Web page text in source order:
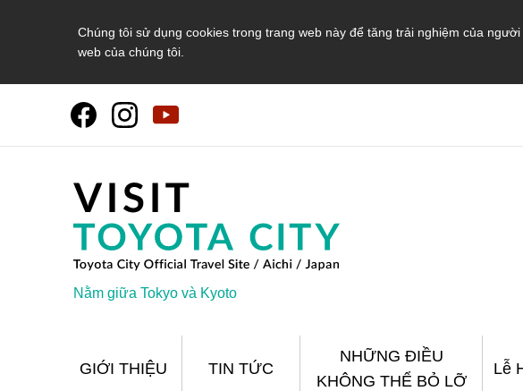
Chúng tôi sử dụng cookies trong trang web này để tăng trải nghiệm của
web của chúng tôi.
Nằm giữa Tokyo và Kyoto
GIỚI THIỆU TIN TỨC
NHỮNG ĐIỀU
KHÔNG THỂ BỎ LỠ
Lễ